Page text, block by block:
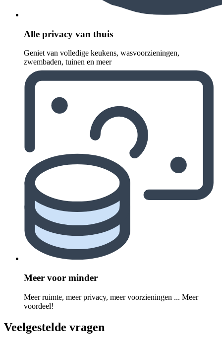
Alle privacy van thuis
Geniet van volledige keukens, wasvoorzieningen,
zwembaden, tuinen en meer
Meer voor minder
Meer ruimte, meer privacy, meer voorzieningen ... Meer
voordeel!
Veelgestelde vragen